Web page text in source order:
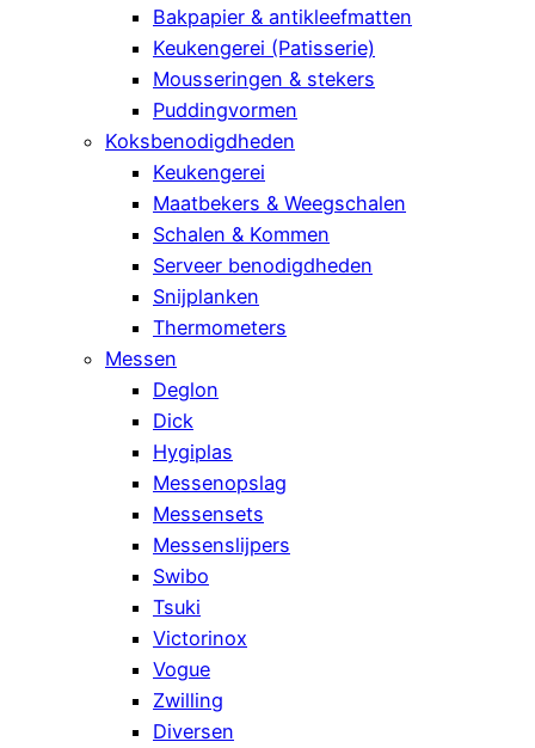
Bakpapier & antikleefmatten
Keukengerei (Patisserie)
Mousseringen & stekers
Puddingvormen
Koksbenodigdheden
Keukengerei
Maatbekers & Weegschalen
Schalen & Kommen
Serveer benodigdheden
Snijplanken
Thermometers
Messen
Deglon
Dick
Hygiplas
Messenopslag
Messensets
Messenslijpers
Swibo
Tsuki
Victorinox
Vogue
Zwilling
Diversen